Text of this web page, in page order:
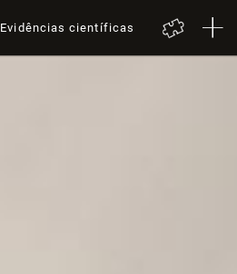
Evidências científicas